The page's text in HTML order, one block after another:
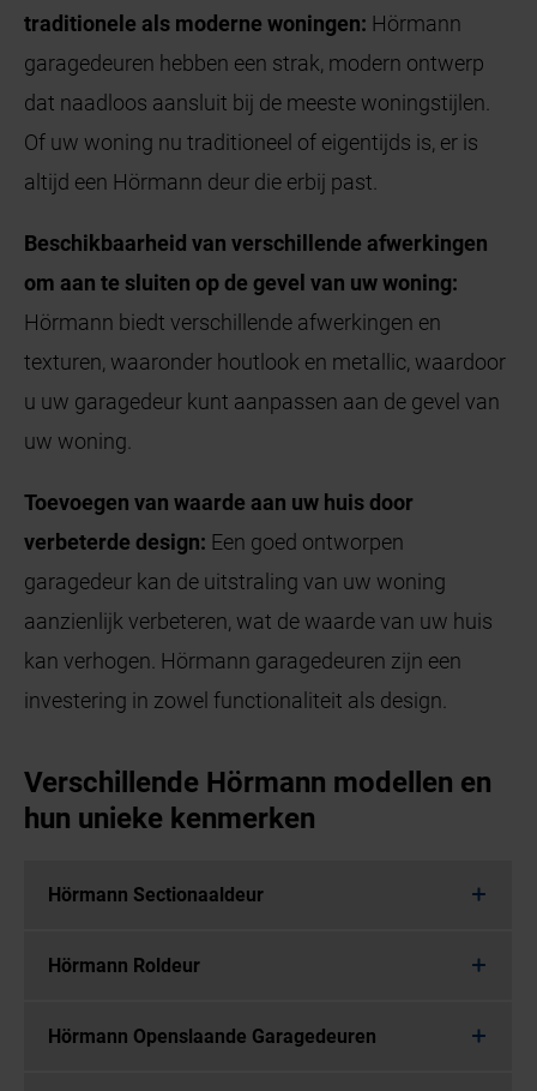
traditionele als moderne woningen: Hörmann
garagedeuren hebben een strak, modern ontwerp
dat naadloos aansluit bij de meeste woningstijlen.
Of uw woning nu traditioneel of eigentijds is, er is
altijd een Hörmann deur die erbij past.
Beschikbaarheid van verschillende afwerkingen
om aan te sluiten op de gevel van uw woning:
Hörmann biedt verschillende afwerkingen en
texturen, waaronder houtlook en metallic, waardoor
u uw garagedeur kunt aanpassen aan de gevel van
uw woning.
Toevoegen van waarde aan uw huis door
verbeterde design: Een goed ontworpen
garagedeur kan de uitstraling van uw woning
aanzienlijk verbeteren, wat de waarde van uw huis
kan verhogen. Hörmann garagedeuren zijn een
investering in zowel functionaliteit als design.
Verschillende Hörmann modellen en
hun unieke kenmerken
Hörmann Sectionaaldeur
Hörmann Roldeur
Hörmann Openslaande Garagedeuren